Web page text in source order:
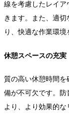
線を考慮したレイ
きます。また、適
り、快適な作業環境
休憩スペースの充実
質の高い休憩時間
備が不可欠です。防
より、より効果的な